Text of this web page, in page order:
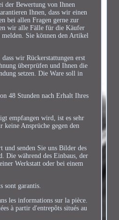
der Bewertung von Ihnen
Ihnen, dass wir einen
bei allen Fragen gerne zur
wir alle Fälle für die Käufer
Sie können den Artikel
wir Rückerstattungen erst
überprüfen und Ihnen die
setzen. Die Ware soll in
48 Stunden nach Erhalt Ihres
empfangen wird, ist es sehr
Ansprüche gegen den
senden Sie uns Bilder des
Die während des Einbaus, der
Werkstatt oder bei einem
garantis.
les informations sur la pièce.
à partir d'entrepôts situés au